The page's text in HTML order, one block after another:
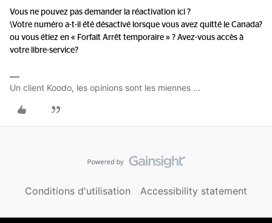
Vous ne pouvez pas demander la réactivation ici ?
\Votre numéro a-t-il été désactivé lorsque vous avez quitté le Canada?
ou vous étiez en « Forfait Arrêt temporaire » ? Avez-vous accès à
votre libre-service?
Un client Koodo, les opinions sont les miennes ...
Conditions d'utilisation Accessibility statement